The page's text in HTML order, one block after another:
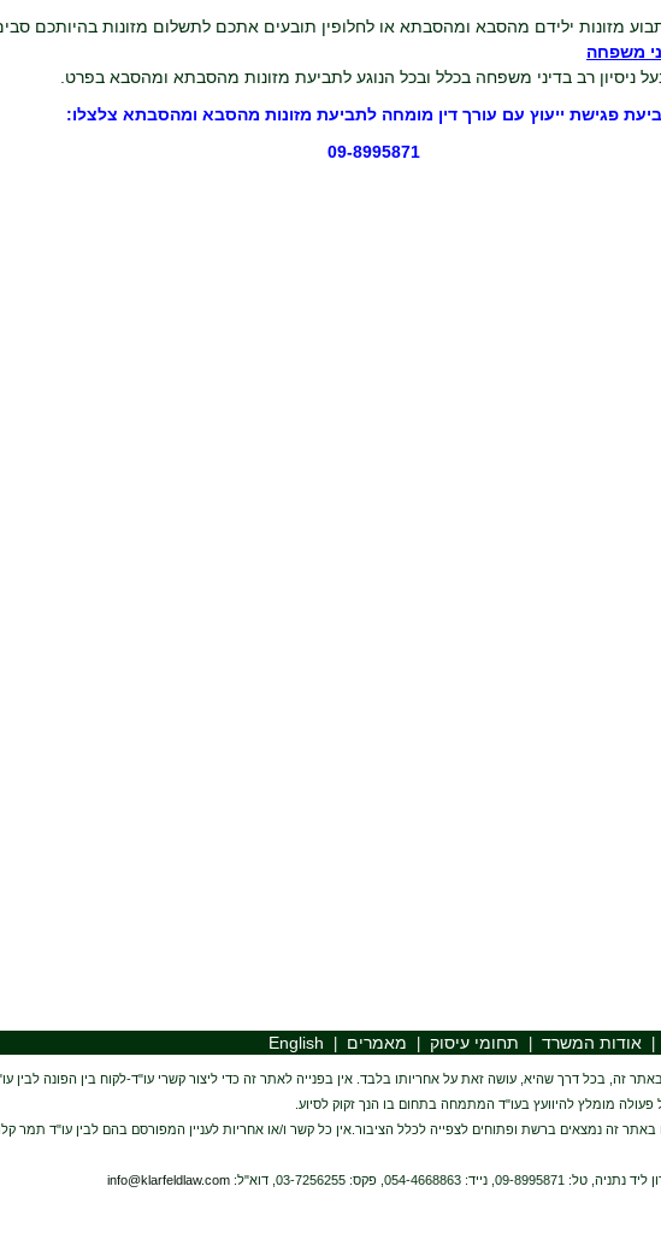
מזונות ילידם מהסבא ומהסבתא או לחלופין תובעים אתכם לתשלום מזונות בהיותכם
משפחה
ניסיון רב בדיני משפחה בכלל ובכל הנוגע לתביעת מזונות מהסבתא ומהסבא בפרט.
פגישת ייעוץ עם עורך דין מומחה לתביעת מזונות מהסבא ומהסבתא צלצלו:
09-8995871
|אודות המשרד תחומי עיסוק מאמרים English
זה, בכל דרך שהיא, עושה זאת על אחריותו בלבד. אין בפנייה לאתר זה כדי ליצור קשרי עו"ד-לקוח בין הפונה לבין
פעולה מומלץ להיוועץ בעו"ד המתמחה בתחום בו הנך זקוק לסיוע.
זה נמצאים ברשת ופתוחים לצפייה לכלל הציבור.אין כל קשר ו/או אחריות לעניין המפורסם בהם לבין עו"ד תמר
info@klarfeldlaw.com